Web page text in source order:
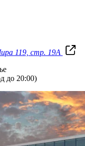
119, стр. 19А
до 20:00)